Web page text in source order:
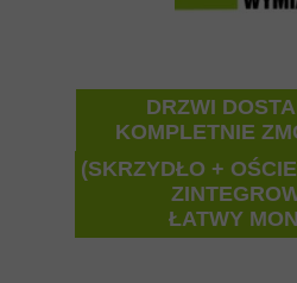
(SKRZYDŁO +
ŁATWY
DRZWI
KOMPLETNIE